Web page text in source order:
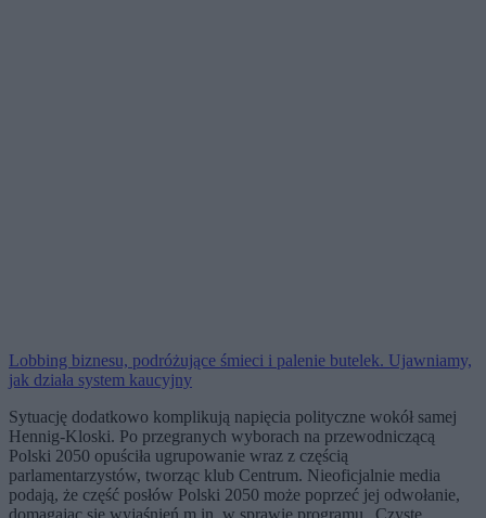
Lobbing biznesu, podróżujące śmieci i palenie butelek. Ujawniamy,
jak działa system kaucyjny
Sytuację dodatkowo komplikują napięcia polityczne wokół samej
Hennig-Kloski. Po przegranych wyborach na przewodniczącą
Polski 2050 opuściła ugrupowanie wraz z częścią
parlamentarzystów, tworząc klub Centrum. Nieoficjalnie media
podają, że część posłów Polski 2050 może poprzeć jej odwołanie,